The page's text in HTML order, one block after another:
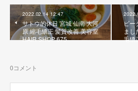
2022.02.14 12:47
サトウ的休日 宮城 仙南 大河
原 縮毛矯正 髪質改善 美容室
HAIR SHOP 675
ビー
まし
毛矯
0コメント